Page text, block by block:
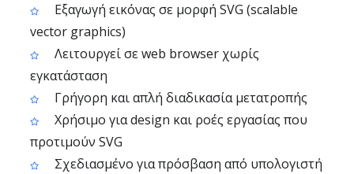
Εξαγωγή εικόνας σε μορφή SVG (scalable
vector graphics)
Λειτουργεί σε web browser χωρίς
εγκατάσταση
Γρήγορη και απλή διαδικασία μετατροπής
Χρήσιμο για design και ροές εργασίας που
προτιμούν SVG
Σχεδιασμένο για πρόσβαση από υπολογιστή